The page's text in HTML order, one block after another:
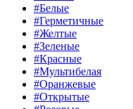
#Белые
#Герметичные
#Желтые
#Зеленые
#Красные
#Мультибелая
#Оранжевые
#Открытые